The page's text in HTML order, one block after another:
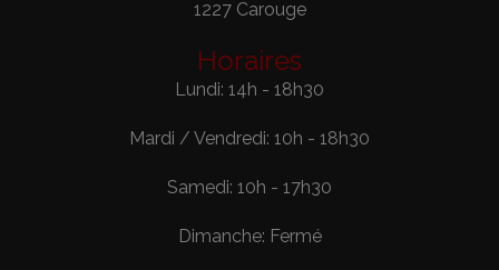
1227 Carouge
Horaires
Lundi: 14h - 18h30
Mardi / Vendredi: 10h - 18h30
Samedi: 10h - 17h30
Dimanche: Fermé